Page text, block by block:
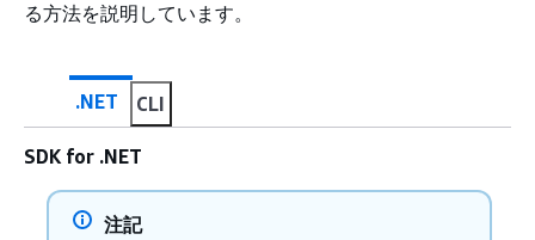
る方法を説明しています。
.NET CLI
SDK for .NET
注記